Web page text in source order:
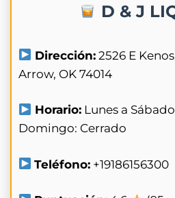
D & J
Dirección: 2526 E
Arrow, OK 74014
Horario: Lunes a
Domingo: Cerrado
Teléfono: +19186156300